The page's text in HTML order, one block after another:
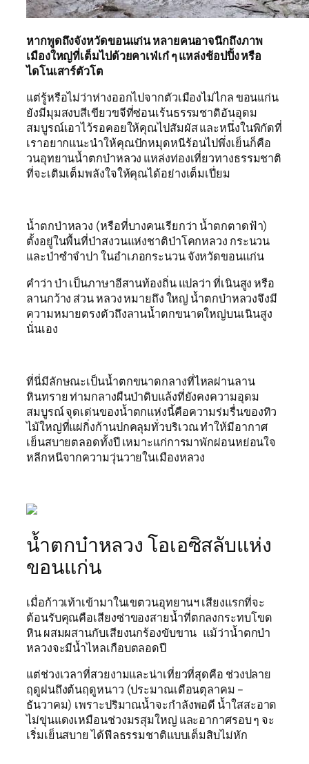
หากพูดถึงจังหวัดขอนแก่น หลายคนอาจนึกถึงภาพ
เมืองใหญ่ที่เต็มไปด้วยคาเฟ่เก๋ ๆ แหล่งช้อปปิ้ง หรือ
ไดโนเสาร์ตัวโต
แต่รู้หรือไม่ว่าห่างออกไปจากตัวเมืองไม่ไกล ขอนแก่น
ยังมีมุมสงบสีเขียวขจีที่ซ่อนเร้นธรรมชาติอันอุดม
สมบูรณ์เอาไว้รอคอยให้คุณไปสัมผัส และหนึ่งในพิกัดที่
เราอยากแนะนำให้คุณปักหมุดหนีร้อนไปพึ่งเย็นก็คือ
วนอุทยานน้ำตกบ๋าหลวง แหล่งท่องเที่ยวทางธรรมชาติ
ที่จะเติมเต็มพลังใจให้คุณได้อย่างเต็มเปี่ยม
น้ำตกบ๋าหลวง (หรือที่บางคนเรียกว่า น้ำตกตาดฟ้า)
ตั้งอยู่ในพื้นที่ป่าสงวนแห่งชาติป่าโคกหลวง กระนวน
และป่าซำจำปา ในอำเภอกระนวน จังหวัดขอนแก่น
คำว่า บ๋า เป็นภาษาอีสานท้องถิ่น แปลว่า ที่เนินสูง หรือ
ลานกว้าง ส่วน หลวง หมายถึง ใหญ่ น้ำตกบ๋าหลวงจึงมี
ความหมายตรงตัวถึงลานน้ำตกขนาดใหญ่บนเนินสูง
นั่นเอง
ที่นี่มีลักษณะเป็นน้ำตกขนาดกลางที่ไหลผ่านลาน
หินทราย ท่ามกลางผืนป่าดิบแล้งที่ยังคงความอุดม
สมบูรณ์ จุดเด่นของน้ำตกแห่งนี้คือความร่มรื่นของทิว
ไม้ใหญ่ที่แผ่กิ่งก้านปกคลุมทั่วบริเวณ ทำให้มีอากาศ
เย็นสบายตลอดทั้งปี เหมาะแก่การมาพักผ่อนหย่อนใจ
หลีกหนีจากความวุ่นวายในเมืองหลวง
น้ำตกบ๋าหลวง โอเอซิสลับแห่ง
ขอนแก่น
เมื่อก้าวเท้าเข้ามาในเขตวนอุทยานฯ เสียงแรกที่จะ
ต้อนรับคุณคือเสียงซ่าของสายน้ำที่ตกลงกระทบโขด
หิน ผสมผสานกับเสียงนกร้องขับขาน แม้ว่าน้ำตกบ๋า
หลวงจะมีน้ำไหลเกือบตลอดปี
แต่ช่วงเวลาที่สวยงามและน่าเที่ยวที่สุดคือ ช่วงปลาย
ฤดูฝนถึงต้นฤดูหนาว (ประมาณเดือนตุลาคม –
ธันวาคม) เพราะปริมาณน้ำจะกำลังพอดี น้ำใสสะอาด
ไม่ขุ่นแดงเหมือนช่วงมรสุมใหญ่ และอากาศรอบ ๆ จะ
เริ่มเย็นสบาย ได้ฟีลธรรมชาติแบบเต็มสิบไม่หัก